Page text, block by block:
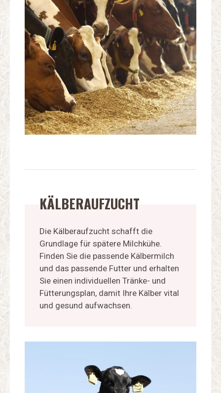
KÄLBERAUFZUCHT
Die Kälberaufzucht schafft die
Grundlage für spätere Milchkühe.
Finden Sie die passende Kälbermilch
und das passende Futter und erhalten
Sie einen individuellen Tränke- und
Fütterungsplan, damit Ihre Kälber vital
und gesund aufwachsen.